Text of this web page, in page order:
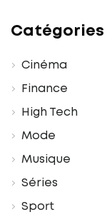
Catégories
Cinéma
Finance
High Tech
Mode
Musique
Séries
Sport